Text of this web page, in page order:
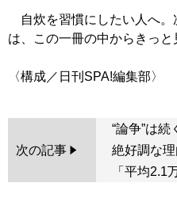
自炊を習慣にしたい人へ。
は、この一冊の中からきっと
次の記事
“論争”は
絶好調な
「平均2.1